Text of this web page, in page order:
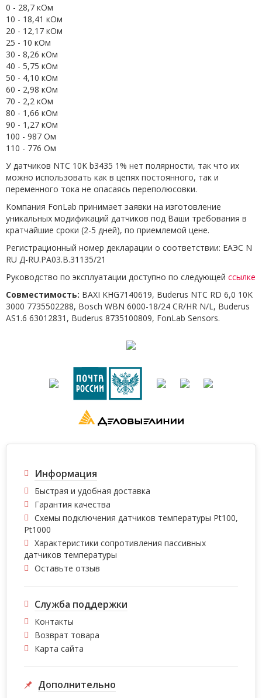
0 - 28,7 кОм
10 - 18,41 кОм
20 - 12,17 кОм
25 - 10 кОм
30 - 8,26 кОм
40 - 5,75 кОм
50 - 4,10 кОм
60 - 2,98 кОм
70 - 2,2 кОм
80 - 1,66 кОм
90 - 1,27 кОм
100 - 987 Ом
110 - 776 Ом
У датчиков NTC 10K b3435 1% нет полярности, так что их
можно использовать как в цепях постоянного, так и
переменного тока не опасаясь переполюсовки.
Компания FonLab принимает заявки на изготовление
уникальных модификаций датчиков под Ваши требования в
кратчайшие сроки (2-5 дней), по приемлемой цене.
Регистрационный номер декларации о соответствии: ЕАЭС N
RU Д-RU.РА03.В.31135/21
Руководство по эксплуатации доступно по следующей ссылке
Совместимость: BAXI KHG7140619, Buderus NTC RD 6,0 10K
3000 7735502288, Bosch WBN 6000-18/24 CR/HR N/L, Buderus
AS1.6 63012831, Buderus 8735100809, FonLab Sensors.
Информация
Быстрая и удобная доставка
Гарантия качества
Схемы подключения датчиков температуры Pt100,
Pt1000
Характеристики сопротивления пассивных
датчиков температуры
Оставьте отзыв
Служба поддержки
Контакты
Возврат товара
Карта сайта
Дополнительно